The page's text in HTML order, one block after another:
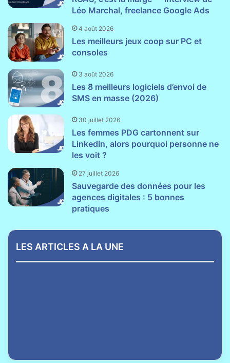
Léo Marchal, freelance Google Ads
4 août 2026
Les meilleurs jeux coop sur PC et
consoles
3 août 2026
Les 8 meilleurs logiciels d’envoi de
SMS en masse (2026)
30 juillet 2026
Les femmes PDG cartonnent sur
LinkedIn, alors pourquoi personne ne
les voit ?
27 juillet 2026
Sauvegarde des données pour les
agences digitales : 5 bonnes
pratiques
LES ARTICLES A LA UNE